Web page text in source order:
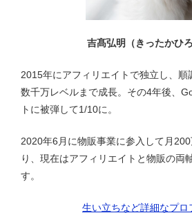
吉髙弘明（きったかひろ
2015年にアフィリエイトで独立し、順
数千万レベルまで成長。その4年後、
トに被弾して1/10に。
2020年6月に物販事業に参入して月
り、現在はアフィリエイトと物販の両
す。
生い立ちなど詳細なプロ